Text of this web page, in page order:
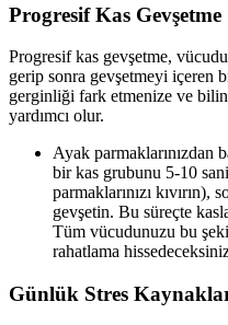
Progresif Kas Gevşetme
Progresif kas gevşetme,
gerip sonra gevşetmeyi içeren
gerginliği fark etmenize ve
yardımcı olur.
Ayak parmaklarınızdan
bir kas grubunu 5-10
parmaklarınızı
gevşetin. Bu süreçte
Tüm vücudunuzu bu
rahatlama
Günlük Stres